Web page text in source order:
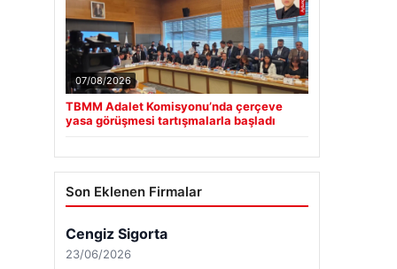
07/08/2026
TBMM Adalet Komisyonu’nda çerçeve
yasa görüşmesi tartışmalarla başladı
Son Eklenen Firmalar
Cengiz Sigorta
23/06/2026